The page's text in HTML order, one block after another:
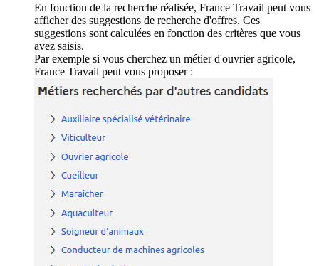
En fonction de la recherche réalisée, France Travail peut vous
afficher des suggestions de recherche d'offres. Ces
suggestions sont calculées en fonction des critères que vous
avez saisis.
Par exemple si vous cherchez un métier d'ouvrier agricole,
France Travail peut vous proposer :